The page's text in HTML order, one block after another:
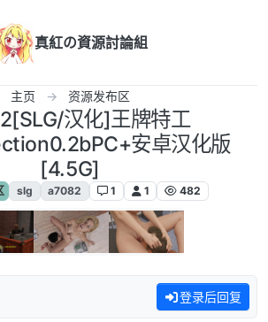
真紅の資源討論組
主页 资源发布区
汉化]王牌特工
安卓汉化版
[4.5G]
slg a7082 1 1 482
登录后回复